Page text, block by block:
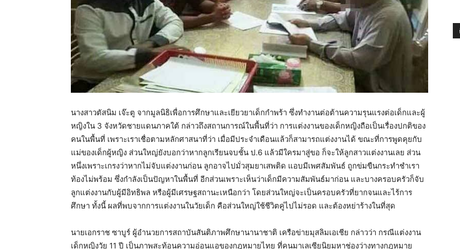
นางสาวตัสนิม เจ๊ะตู จากมูลนิธิเพื่อการศึกษาและเยียวยาเด็กกำพร้า ซึ่งทำงานต่อต้านความรุนแรงต่อเด็กและผู้
หญิงใน 3 จังหวัดชายแดนภาคใต้ กล่าวถึงสถานการณ์ในพื้นที่ว่า การแต่งงานของเด็กหญิงถือเป็นเรื่องปกติของ
คนในพื้นที่ เพราะเราเชื่อตามหลักศาสนาที่ว่า เมื่อมีประจำเดือนแล้วก็สามารถแต่งงานได้ ขณะที่การพูดคุยกับ
แม่ของเด็กผู้หญิง ส่วนใหญ่ยังบอกว่าหากลูกเรียนจบชั้น ป.6 แล้วมีใครมาสู่ขอ ก็จะให้ลูกสาวแต่งงานเลย ส่วน
หนึ่งเพราะเกรงว่าหากไม่จับแต่งงานก่อน ลูกอาจไปมั่วสุมยาเสพติด แอบมีเพศสัมพันธ์ ถูกข่มขืนกระทำชำเรา
ท้องไม่พร้อม ซึ่งกำลังเป็นปัญหาในพื้นที่ อีกส่วนเพราะเห็นว่าเด็กมีความสัมพันธ์มาก่อน และบางครอบครัวก็จับ
ลูกแต่งงานกับผู้มีอิทธิพล หรือผู้มีเศรษฐสถานะเหนือกว่า โดยส่วนใหญ่จะเป็นครอบครัวที่ยากจนและไร้การ
ศึกษา ทั้งนี้ ผลที่พบจากการแต่งงานในวัยเด็ก คือส่วนใหญ่ใช้ชีวิตคู่ไปไม่รอด และต้องหย่าร้างในที่สุด
นายเอกราช ซาบูร์ ผู้อำนวยการสถาบันสันติภาพศึกษานานาชาติ เครือข่ายมุสลิมเอเชีย กล่าวว่า กรณีแต่งงาน
เด็กหญิงวัย 11 ปี เป็นภาพสะท้อนความอ่อนแอของกฎหมายไทย ที่คนมาเลเซียนิยมหาช่องว่างทางกฎหมาย